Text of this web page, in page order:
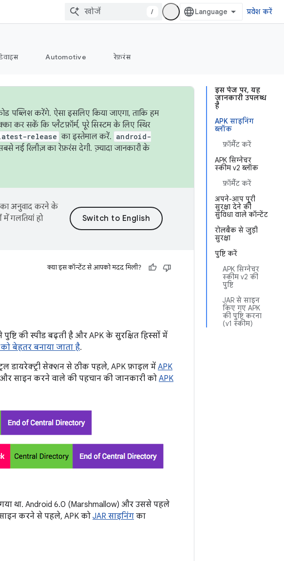
/ प्रवेश करें
Automotive रेफ़रंस
इस पेज पर, यह
जानकारी उपलब्ध
है
APK साइनिंग
ब्लॉक
फ़ॉर्मैट करें
APK सिग्नेचर
स्कीम v2 ब्लॉक
फ़ॉर्मैट करें
अपने-आप पूरी
सुरक्षा देने की
सुविधा वाले कॉन्टेंट
रोलबैक से जुड़ी
सुरक्षा
पुष्टि करें
APK सिग्नेचर
स्कीम v2 की
पुष्टि
JAR से साइन
किए गए APK
की पुष्टि करना
(v1 स्कीम)
पब्लिश करेंगे. ऐसा इसलिए किया जाएगा, ताकि हम
कर सकें कि प्लैटफ़ॉर्म, पूरे सिस्टम के लिए स्थिर
release का इस्तेमाल करें. android-
नई रिलीज़ का रेफ़रंस देगी. ज़्यादा जानकारी के
का अनुवाद करने के
गलतियां हो
क्या इस कॉन्टेंट से आपको मदद मिली?
की स्पीड बढ़ती है और APK के सुरक्षित हिस्सों में
को बेहतर बनाया जाता है.
डायरेक्ट्री सेक्शन से ठीक पहले, APK फ़ाइल में APK
और साइन करने वाले की पहचान की जानकारी कोAPK
था. Android 6.0 (Marshmallow) और उससे पहले
करने से पहले, APK को JAR साइनिंग का